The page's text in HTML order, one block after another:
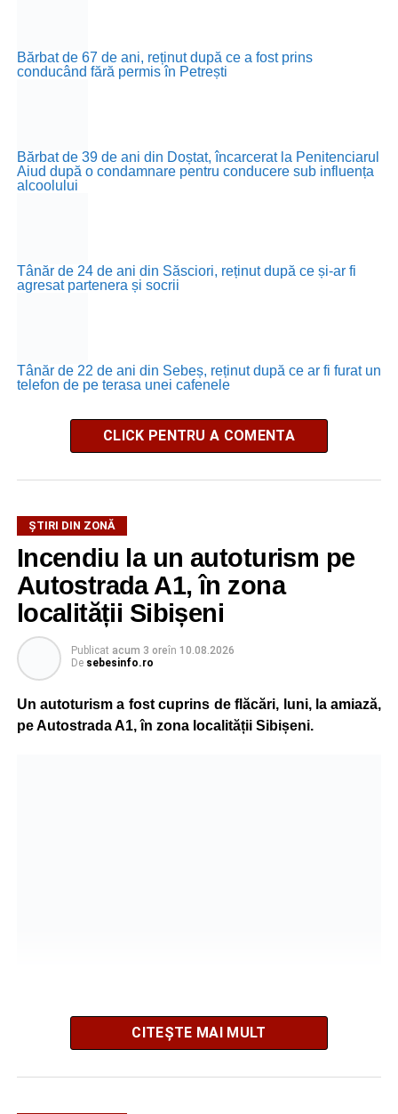
Bărbat de 67 de ani, reținut după ce a fost prins
conducând fără permis în Petrești
Bărbat de 39 de ani din Doștat, încarcerat la Penitenciarul
Aiud după o condamnare pentru conducere sub influența
alcoolului
Tânăr de 24 de ani din Săsciori, reținut după ce și-ar fi
agresat partenera și socrii
Tânăr de 22 de ani din Sebeș, reținut după ce ar fi furat un
telefon de pe terasa unei cafenele
CLICK PENTRU A COMENTA
ȘTIRI DIN ZONĂ
Incendiu la un autoturism pe
Autostrada A1, în zona
localității Sibișeni
Publicat acum 3 oreîn 10.08.2026
De sebesinfo.ro
Un autoturism a fost cuprins de flăcări, luni, la amiază,
pe Autostrada A1, în zona localității Sibișeni.
La fața locului intervine Detașamentul de Pompieri
Sebeș, cu o autospecială de stingere cu apă și spumă.
CITEȘTE MAI MULT